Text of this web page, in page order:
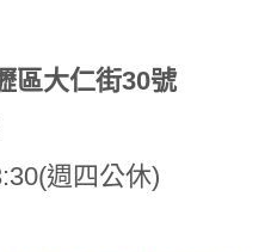
區大仁街30號
週四公休)